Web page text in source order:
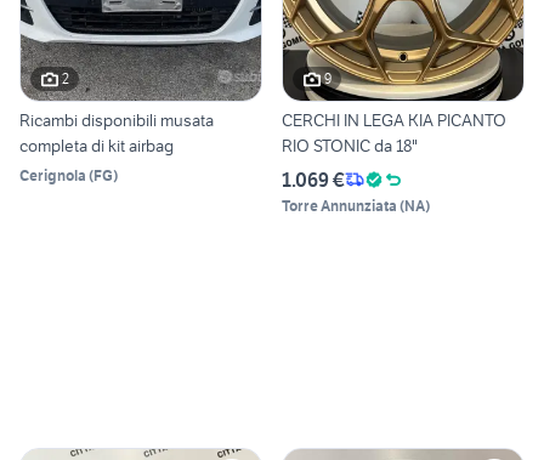
2
Ricambi disponibili musata
completa di kit airbag
Cerignola (FG)
9
CERCHI IN LEGA KIA PICANTO
RIO STONIC da 18"
1.069 €
Torre Annunziata (NA)